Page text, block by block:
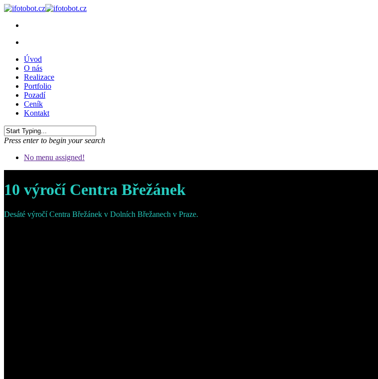
Úvod
O nás
Realizace
Portfolio
Pozadí
Ceník
Kontakt
Press enter to begin your search
No menu assigned!
10 výročí Centra Břežánek
Desáté výročí Centra Břežánek v Dolních Břežanech v Praze.